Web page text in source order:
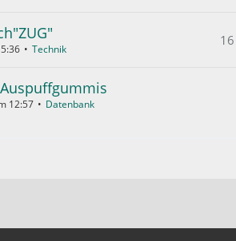
Technik
16
12:57 Datenbank